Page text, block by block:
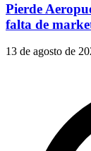
Pierde
falta de
13 de agosto de